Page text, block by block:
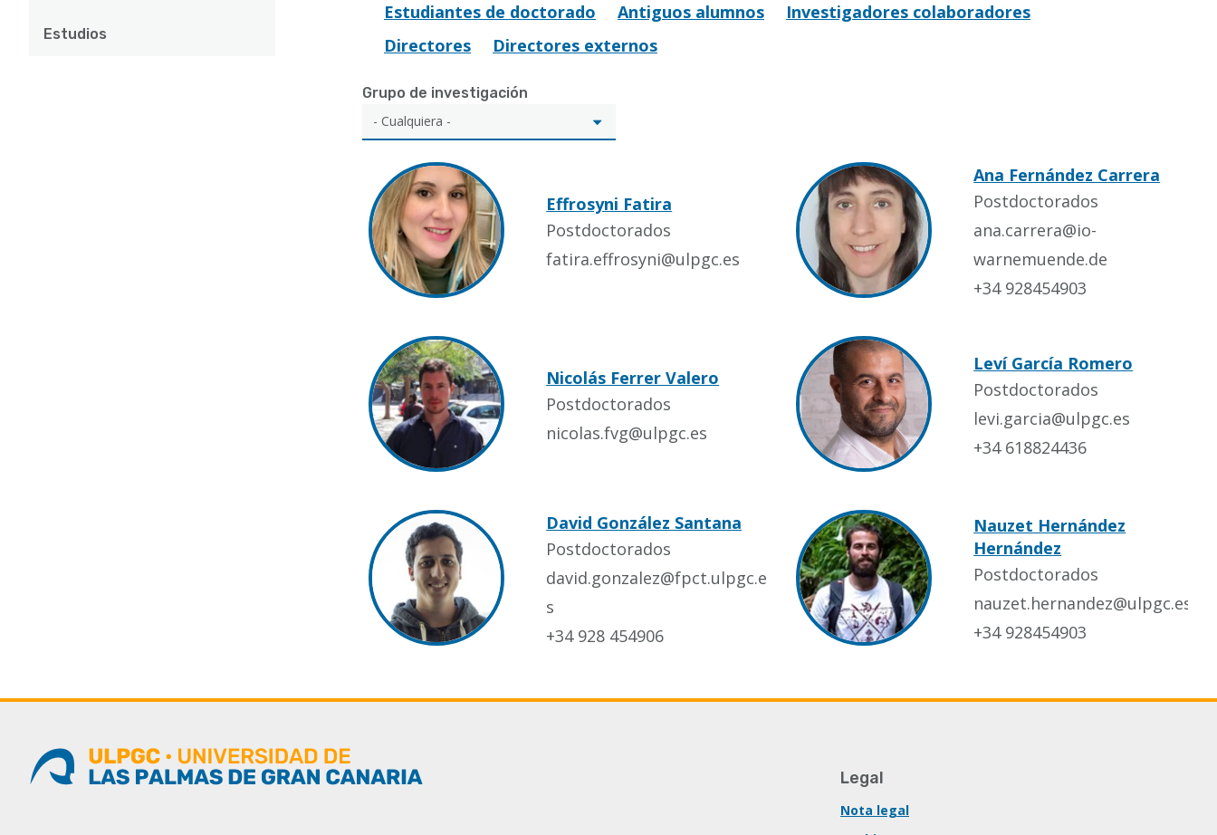
Estudios
Estudiantes de doctorado
Antiguos alumnos
Investigadores colaboradores
Directores
Directores externos
Grupo de investigación
Effrosyni Fatira
Postdoctorados
fatira.effrosyni@ulpgc.es
Ana Fernández Carrera
Postdoctorados
ana.carrera@io-
warnemuende.de
+34 928454903
Nicolás Ferrer Valero
Postdoctorados
nicolas.fvg@ulpgc.es
Leví García Romero
Postdoctorados
levi.garcia@ulpgc.es
+34 618824436
David González Santana
Postdoctorados
david.gonzalez@fpct.ulpgc.e
s
+34 928 454906
Nauzet Hernández
Hernández
Postdoctorados
nauzet.hernandez@ulpgc.es
+34 928454903
Legal
Nota legal